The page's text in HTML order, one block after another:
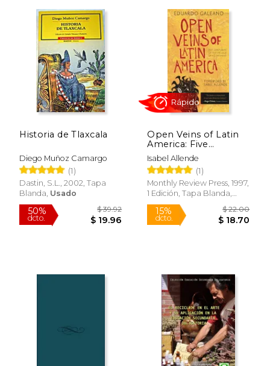
dcto. $ 14.86 dcto.
50%
dcto.
Historia de Tlaxcala
Diego Muñoz Camargo
(1)
Dastin, S.L., 2002, Tapa
Blanda, Usado
Open Veins of Latin
America: Five
Centuries of the
Pillage of a Continent
(en Inglés)
Isabel Allende
(1)
Monthly Review Press, 1997,
1 Edición, Tapa Blanda,
Nuevo